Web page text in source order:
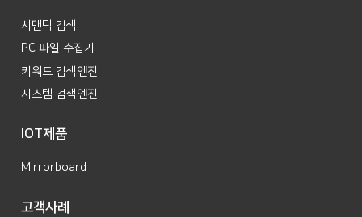
시맨틱 검색
PC 파일 수집기
키워드 검색엔진
시스템 검색엔진
IOT제품
Mirrorboard
고객사례